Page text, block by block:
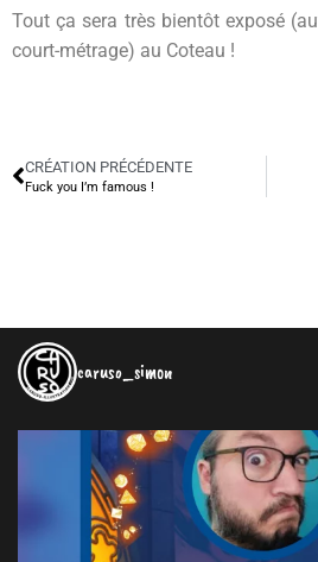
Tout ça sera très bientôt exposé
court-métrage) au Coteau !
CRÉATION PRÉCÉDENTE
Fuck you I’m famous !
caruso_simon